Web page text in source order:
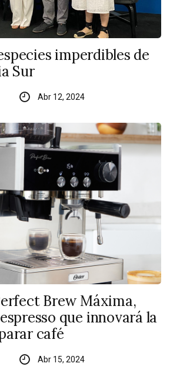
imperdibles de
Sur
Abr 12, 2024
Brew Máxima,
que innovará la
café
Abr 15, 2024